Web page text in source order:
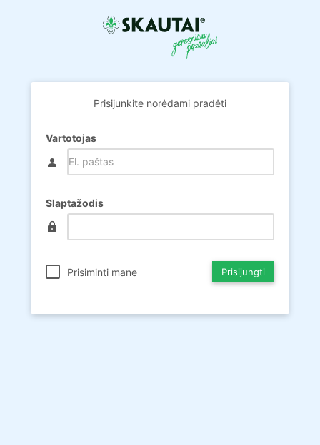
Prisijunkite norėdami pradėti
Vartotojas
person
Slaptažodis
lock
Prisiminti mane Prisijungti